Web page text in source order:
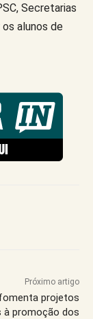
Secretarias
alunos de
Próximo artigo
projetos
à promoção dos